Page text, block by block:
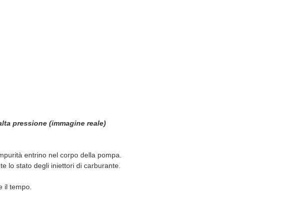
pressione (immagine reale)
entrino nel corpo della pompa.
lo stato degli iniettori di carburante.
il tempo.